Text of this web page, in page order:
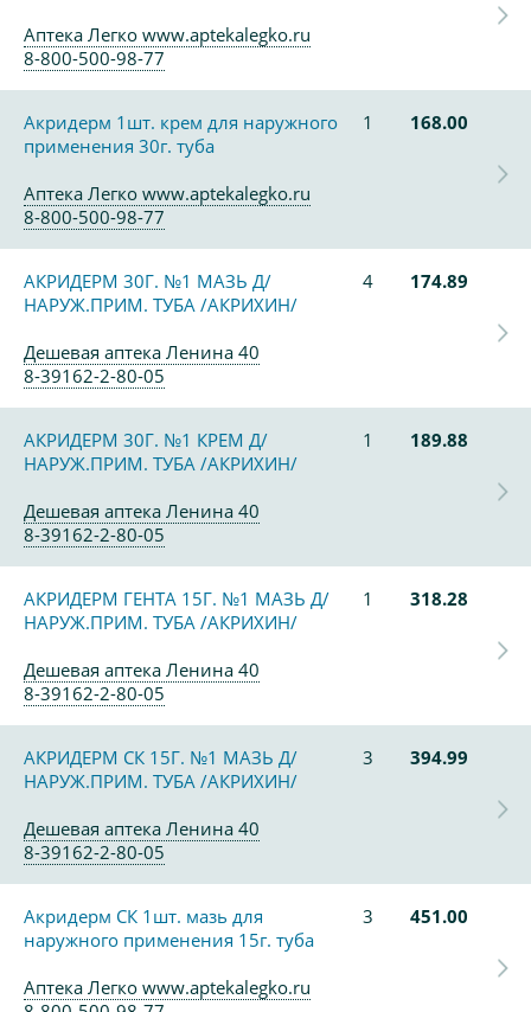
Аптека Легко www.aptekalegko.ru
8-800-500-98-77
Акридерм 1шт. крем для наружного
применения 30г. туба
1 168.00
Аптека Легко www.aptekalegko.ru
8-800-500-98-77
АКРИДЕРМ 30Г. №1 МАЗЬ Д/
НАРУЖ.ПРИМ. ТУБА /АКРИХИН/
4 174.89
Дешевая аптека Ленина 40
8-39162-2-80-05
АКРИДЕРМ 30Г. №1 КРЕМ Д/
НАРУЖ.ПРИМ. ТУБА /АКРИХИН/
1 189.88
Дешевая аптека Ленина 40
8-39162-2-80-05
АКРИДЕРМ ГЕНТА 15Г. №1 МАЗЬ Д/
НАРУЖ.ПРИМ. ТУБА /АКРИХИН/
1 318.28
Дешевая аптека Ленина 40
8-39162-2-80-05
АКРИДЕРМ СК 15Г. №1 МАЗЬ Д/
НАРУЖ.ПРИМ. ТУБА /АКРИХИН/
3 394.99
Дешевая аптека Ленина 40
8-39162-2-80-05
Акридерм СК 1шт. мазь для
наружного применения 15г. туба
3 451.00
Аптека Легко www.aptekalegko.ru